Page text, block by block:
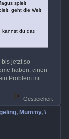
spielt
geht die Welt
kannst du das
jetzt so
haben, einen
Problem mit
Gespeichert
Mummy, Wrath